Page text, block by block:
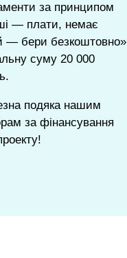
за принципом
— плати, немає
— бери безкоштовно»
суму 20 000
подяка нашим
за фінансування